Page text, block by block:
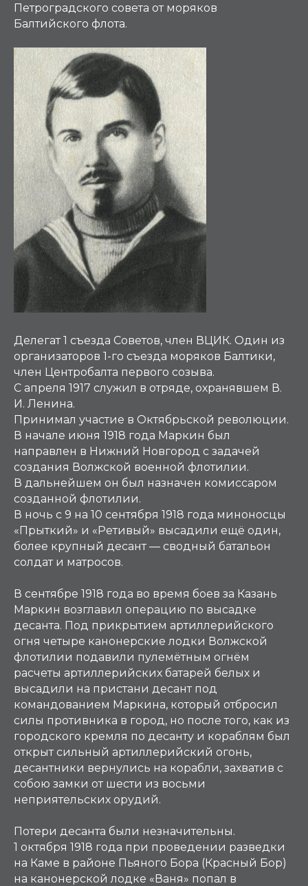
Петроградского совета от моряков
Балтийского флота.
Делегат 1 съезда Советов, член ВЦИК. Один из
организаторов 1-го съезда моряков Балтики,
член Центробалта первого созыва.
С апреля 1917 служил в отряде, охранявшем В.
И. Ленина.
Принимал участие в Октябрьской революции.
В начале июня 1918 года Маркин был
направлен в Нижний Новгород с задачей
создания Волжской военной флотилии.
В дальнейшем он был назначен комиссаром
созданной флотилии.
В ночь с 9 на 10 сентября 1918 года миноносцы
«Прыткий» и «Ретивый» высадили ещё один,
более крупный десант — сводный батальон
солдат и матросов.
В сентябре 1918 года во время боев за Казань
Маркин возглавил операцию по высадке
десанта. Под прикрытием артиллерийского
огня четыре канонерские лодки Волжской
флотилии подавили пулемётным огнём
расчеты артиллерийских батарей белых и
высадили на пристани десант под
командованием Маркина, который отбросил
силы противника в город, но после того, как из
городского кремля по десанту и кораблям был
открыт сильный артиллерийский огонь,
десантники вернулись на корабли, захватив с
собою замки от шести из восьми
неприятельских орудий.
Потери десанта были незначительны.
1 октября 1918 года при проведении разведки
на Каме в районе Пьяного Бора (Красный Бор)
на канонерской лодке «Ваня» попал в